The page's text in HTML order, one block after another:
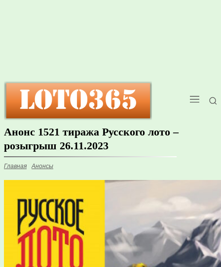
Анонс 1521 тиража Русского лото –
розыгрыш 26.11.2023
Главная Анонсы